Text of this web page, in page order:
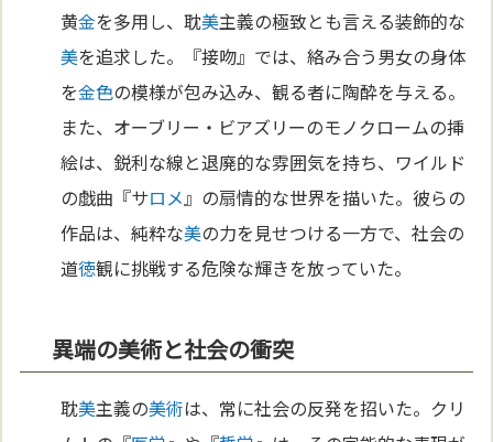
黄金を多用し、耽美主義の極致とも言える装飾的な
美を追求した。『接吻』では、絡み合う男女の身体
を金色の模様が包み込み、観る者に陶酔を与える。
また、オーブリー・ビアズリーのモノクロームの挿
絵は、鋭利な線と退廃的な雰囲気を持ち、ワイルド
の戯曲『サロメ』の扇情的な世界を描いた。彼らの
作品は、純粋な美の力を見せつける一方で、社会の
道徳観に挑戦する危険な輝きを放っていた。
異端の美術と社会の衝突
耽美主義の美術は、常に社会の反発を招いた。クリ